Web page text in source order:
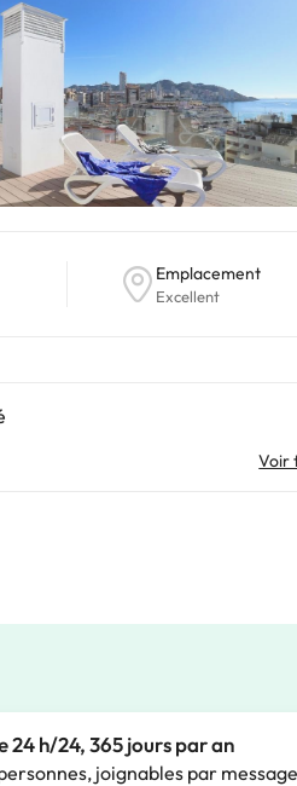
Emplacement
Excellent
Voir
24 h/24, 365 jours par an
joignables par